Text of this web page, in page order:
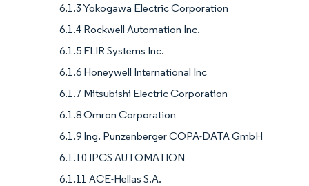
6.1.3 Yokogawa Electric Corporation
6.1.4 Rockwell Automation Inc.
6.1.5 FLIR Systems Inc.
6.1.6 Honeywell International Inc
6.1.7 Mitsubishi Electric Corporation
6.1.8 Omron Corporation
6.1.9 Ing. Punzenberger COPA-DATA GmbH
6.1.10 IPCS AUTOMATION
6.1.11 ACE-Hellas S.A.